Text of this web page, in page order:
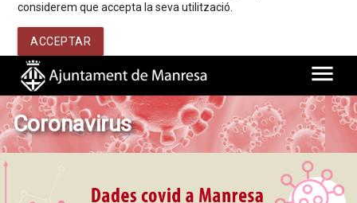
considerem que accepta la seva utilització.
ACCEPTAR
menu
Coronavirus